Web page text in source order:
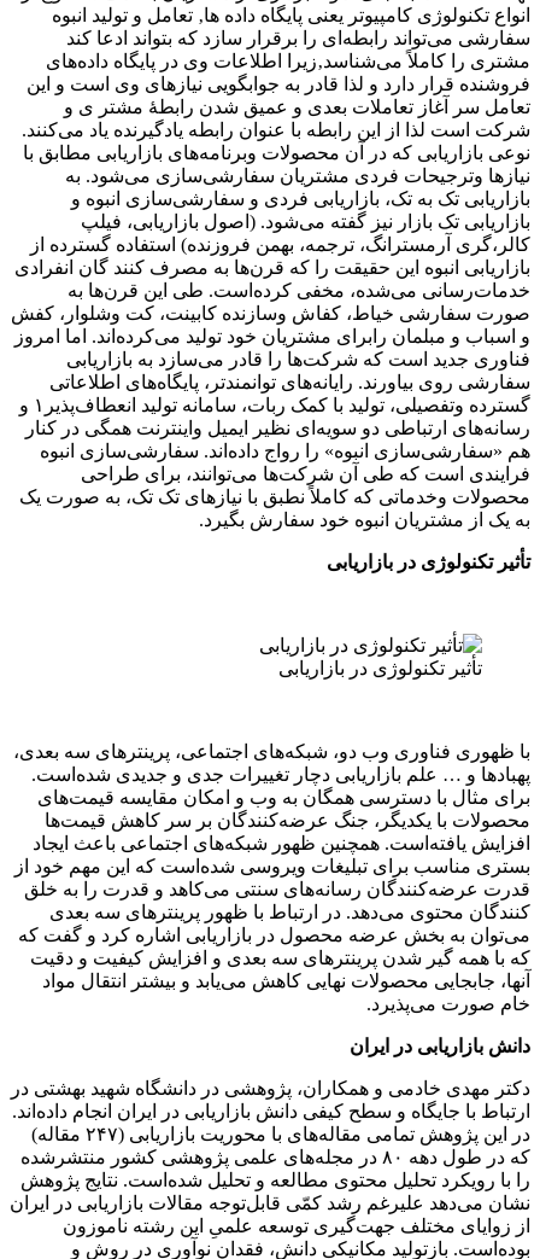
انواع تکنولوژی کامپیوتر یعنی پایگاه داده ها‚ تعامل و تولید انبوه
سفارشی می‌تواند رابطه‌ای را برقرار سازد که بتواند ادعا کند
مشتری را کاملاً می‌شناسد‚زیرا اطلاعات وی در پایگاه داده‌های
فروشنده قرار دارد و لذا قادر به جوابگویی نیازهای وی است و این
تعامل سر آغاز تعاملات بعدی و عمیق شدن رابطهٔ مشتر ی و
شرکت است لذا از این رابطه با عنوان رابطه یادگیرنده یاد می‌کنند.
نوعی بازاریابی که در آن محصولات وبرنامه‌های بازاریابی مطابق با
نیازها وترجیحات فردی مشتریان سفارشی‌سازی می‌شود. به
بازاریابی تک به تک، بازاریابی فردی و سفارشی‌سازی انبوه و
بازاریابی تک بازار نیز گفته می‌شود. (اصول بازاریابی، فیلپ
کالر،‌گری آرمسترانگ، ترجمه، بهمن فروزنده) استفاده گسترده از
بازاریابی انبوه این حقیقت را که قرن‌ها به مصرف کنند گان انفرادی
خدمات‌رسانی می‌شده، مخفی کرده‌است. طی این قرن‌ها به
صورت سفارشی خیاط، کفاش وسازنده کابینت، کت وشلوار، کفش
و اسباب و مبلمان رابرای مشتریان خود تولید می‌کرده‌اند. اما امروز
فناوری جدید است که شرکت‌ها را قادر می‌سازد به بازاریابی
سفارشی روی بیاورند. رایانه‌های توانمندتر، پایگاه‌های اطلاعاتی
گسترده وتفصیلی، تولید با کمک ربات، سامانه تولید انعطاف‌پذیر۱ و
رسانه‌های ارتباطی دو سویه‌ای نظیر ایمیل واینترنت همگی در کنار
هم «سفارشی‌سازی انبوه» را رواج داده‌اند. سفارشی‌سازی انبوه
فرایندی است که طی آن شرکت‌ها می‌توانند، برای طراحی
محصولات وخدماتی که کاملاً نطبق با نیازهای تک تک، به صورت یک
به یک از مشتریان انبوه خود سفارش بگیرد.
تأثیر تکنولوژی در بازاریابی
تأثیر تکنولوژی در بازاریابی
با ظهوری فناوری وب دو، شبکه‌های اجتماعی، پرینترهای سه بعدی،
پهبادها و … علم بازاریابی دچار تغییرات جدی و جدیدی شده‌است.
برای مثال با دسترسی همگان به وب و امکان مقایسه قیمت‌های
محصولات با یکدیگر، جنگ عرضه‌کنندگان بر سر کاهش قیمت‌ها
افزایش یافته‌است. همچنین ظهور شبکه‌های اجتماعی باعث ایجاد
بستری مناسب برای تبلیغات ویروسی شده‌است که این مهم خود از
قدرت عرضه‌کنندگان رسانه‌های سنتی می‌کاهد و قدرت را به خلق
کنندگان محتوی می‌دهد. در ارتباط با ظهور پرینترهای سه بعدی
می‌توان به بخش عرضه محصول در بازاریابی اشاره کرد و گفت که
که با همه گیر شدن پرینترهای سه بعدی و افزایش کیفیت و دقیت
آنها، جابجایی محصولات نهایی کاهش می‌یابد و بیشتر انتقال مواد
خام صورت می‌پذیرد.
دانش بازاریابی در ایران
دکتر مهدی خادمی و همکاران، پژوهشی در دانشگاه شهید بهشتی در
ارتباط با جایگاه و سطح کیفی دانش بازاریابی در ایران انجام داده‌اند.
در این پژوهش تمامی مقاله‌های با محوریت بازاریابی (۲۴۷ مقاله)
که در طول دهه ۸۰ در مجله‌های علمی پژوهشی کشور منتشرشده
را با رویکرد تحلیل محتوی مطالعه و تحلیل شده‌است. نتایج پژوهش
نشان می‌دهد علیرغم رشد کمّی قابل‌توجه مقالات بازاریابی در ایران
از زوایای مختلف جهت‌گیری توسعه علمیِ این رشته ناموزون
بوده‌است. بازتولید مکانیکی دانش، فقدان نوآوری در روش و